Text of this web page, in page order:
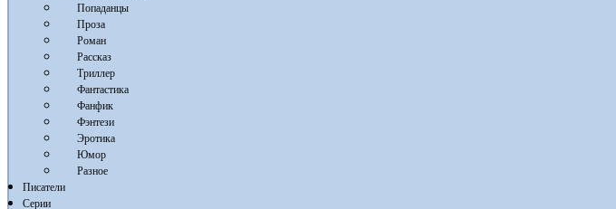
Попаданцы
Проза
Роман
Рассказ
Триллер
Фантастика
Фанфик
Фэнтези
Эротика
Юмор
Разное
Писатели
Серии